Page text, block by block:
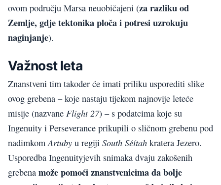
ovom području Marsa neuobičajeni (za razliku od
Zemlje, gdje tektonika ploča i potresi uzrokuju
naginjanje).
Važnost leta
Znanstveni tim također će imati priliku usporediti slike
ovog grebena – koje nastaju tijekom najnovije leteće
misije (nazvane Flight 27) – s podatcima koje su
Ingenuity i Perseverance prikupili o sličnom grebenu pod
nadimkomArtuby u regiji South Séítah kratera Jezero.
Usporedba Ingenuityjevih snimaka dvaju zakošenih
grebena može pomoći znanstvenicima da bolje